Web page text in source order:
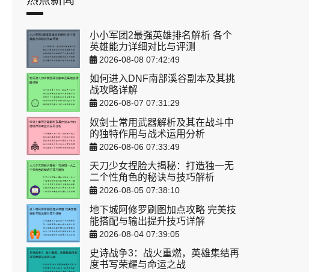
小小军团2最强英雄排名解析 各个
英雄能力详细对比与评测
2026-08-08 07:42:49
如何进入DNF南部溪谷副本及其挑
战攻略详解
2026-08-07 07:31:29
奴剑士常用武器解析及其在战斗中
的独特作用与战术运用分析
2026-08-06 07:33:49
天刀少女捏脸大揭秘：打造独一无
二个性角色的秘诀与技巧解析
2026-08-05 07:38:10
地下城阿修罗刷图加点攻略 完美技
能搭配与输出提升技巧详解
2026-08-04 07:39:05
史诗战争3：战火重燃，英雄集结再
度书写荣耀与命运之战